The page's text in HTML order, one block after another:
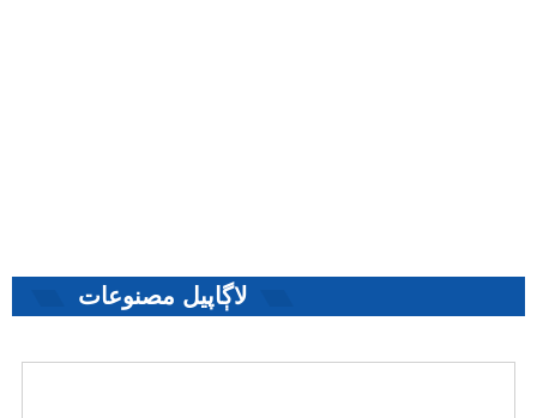
لاڳاپيل مصنوعات